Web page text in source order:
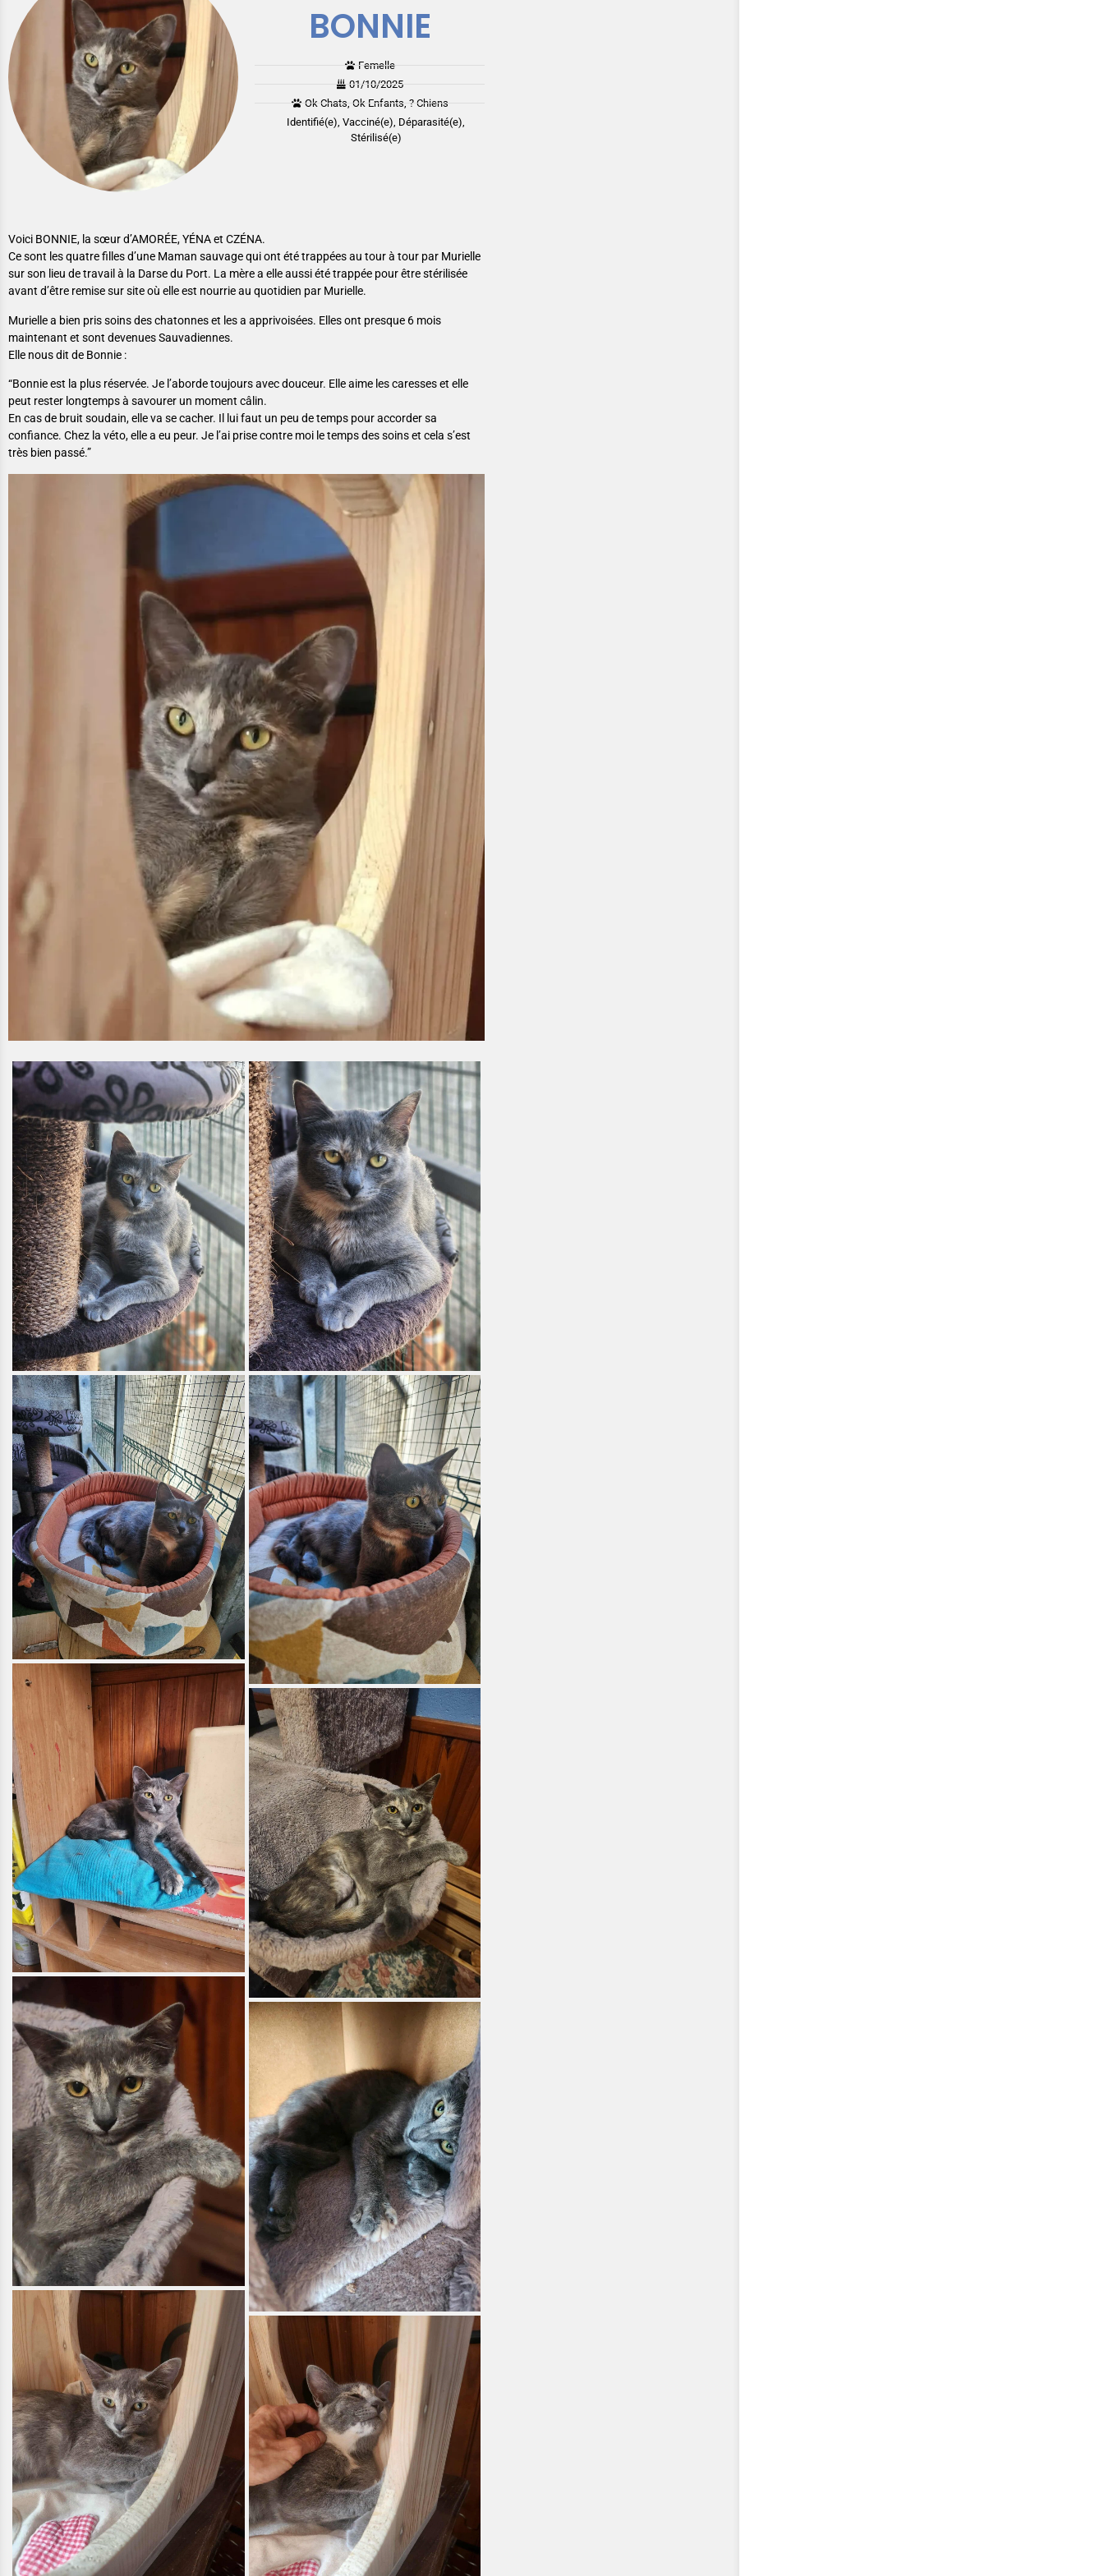
BONNIE
Femelle
01/10/2025
Ok Chats, Ok Enfants, ? Chiens
Identifié(e), Vacciné(e), Déparasité(e),
Stérilisé(e)
Voici BONNIE, la sœur d’AMORÉE, YÉNA et CZÉNA.
Ce sont les quatre filles d’une Maman sauvage qui ont été trappées au tour à tour par Murielle
sur son lieu de travail à la Darse du Port. La mère a elle aussi été trappée pour être stérilisée
avant d’être remise sur site où elle est nourrie au quotidien par Murielle.
Murielle a bien pris soins des chatonnes et les a apprivoisées. Elles ont presque 6 mois
maintenant et sont devenues Sauvadiennes.
Elle nous dit de Bonnie :
“Bonnie est la plus réservée. Je l’aborde toujours avec douceur. Elle aime les caresses et elle
peut rester longtemps à savourer un moment câlin.
En cas de bruit soudain, elle va se cacher. Il lui faut un peu de temps pour accorder sa
confiance. Chez la véto, elle a eu peur. Je l’ai prise contre moi le temps des soins et cela s’est
très bien passé.”